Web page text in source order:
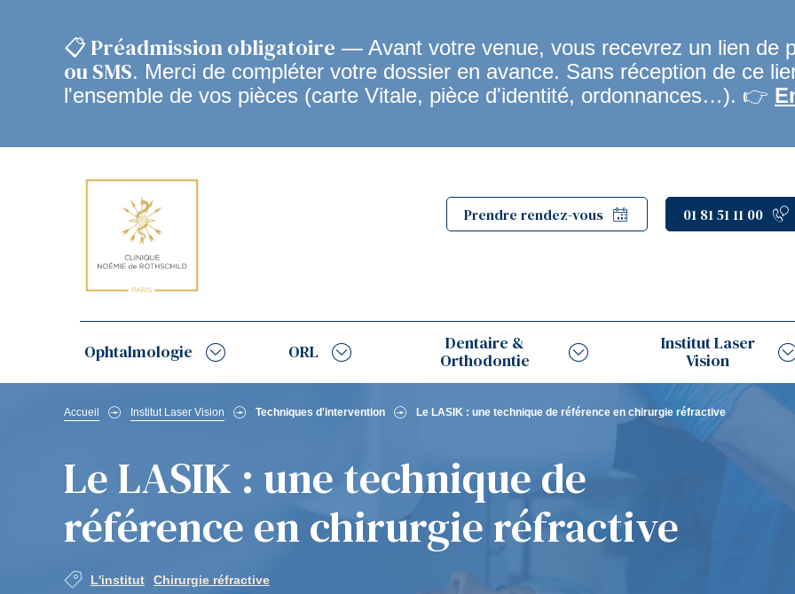
📋 Préadmission obligatoire — Avant votre venue, vous recevrez un lien de
ou SMS. Merci de compléter votre dossier en avance. Sans réception de ce
l'ensemble de vos pièces (carte Vitale, pièce d'identité, ordonnances…). 👉
Prendre rendez-vous 01 81 51 11 00
Ophtalmologie ORL
Dentaire &
Orthodontie
Institut Laser
Vision
Fil
d'Ariane
Accueil Institut Laser Vision Techniques d'intervention Le LASIK : une technique de référence en chirurgie réfractive
Le LASIK : une technique de
référence en chirurgie réfractive
L'institut Chirurgie réfractive